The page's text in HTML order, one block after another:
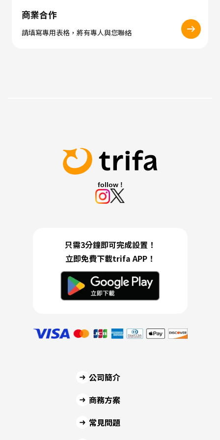
商業合作
請填寫專用表格，將有專人與您聯絡
follow !
只需3分鐘即可完成設置！
立即免費下載trifa APP！
公司簡介
商務方案
常見問題